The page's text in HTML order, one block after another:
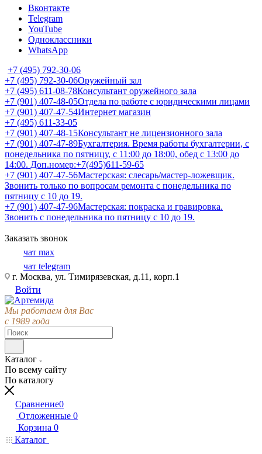
Вконтакте
Telegram
YouTube
Одноклассники
WhatsApp
+7 (495) 792-30-06
+7 (495) 792-30-06Оружейный зал
+7 (495) 611-08-78Консультант оружейного зала
+7 (901) 407-48-05Отдела по работе с юридическими лицами
+7 (901) 407-47-54Интернет магазин
+7 (495) 611-33-05
+7 (901) 407-48-15Консультант не лицензионного зала
+7 (901) 407-47-89Бухгалтерия. Время работы бухгалтерии, с
понедельника по пятницу, с 11:00 до 18:00, обед с 13:00 до
14:00. Доп.номер:+7(495)611-59-65
+7 (901) 407-47-56Мастерская: слесарь/мастер-ложевщик.
Звонить только по вопросам ремонта с понедельника по
пятницу с 10 до 19.
+7 (901) 407-47-96Мастерская: покраска и гравировка.
Звонить с понедельника по пятницу с 10 до 19.
Заказать звонок
чат max
чат telegram
г. Москва, ул. Тимирязевская, д.11, корп.1
Войти
Мы работаем для Вас
с 1989 года
Каталог
По всему сайту
По каталогу
Сравнение0
Отложенные 0
Корзина 0
Каталог